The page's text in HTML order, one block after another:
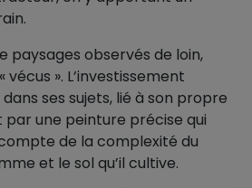
paysages observés de loin,
vécus ». L’investissement
ses sujets, lié à son propre
une peinture précise qui
de la complexité du
et le sol qu’il cultive.